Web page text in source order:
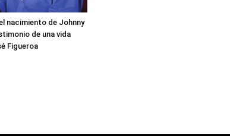
nacimiento de Johnny
de una vida
Figueroa